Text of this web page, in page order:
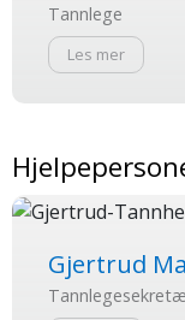
Tannlege
Les mer
Gjertrud